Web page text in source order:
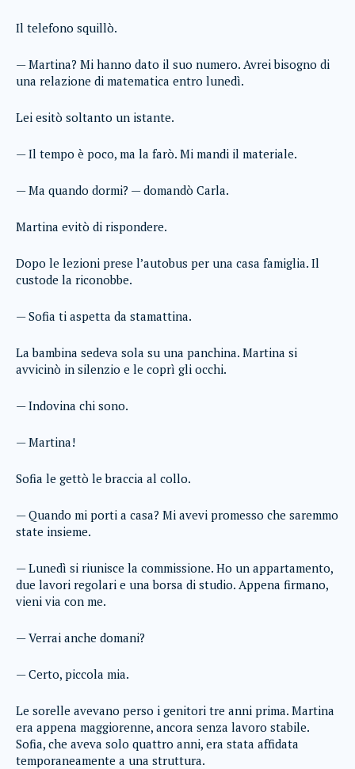
Il telefono squillò.
— Martina? Mi hanno dato il suo numero. Avrei bisogno di
una relazione di matematica entro lunedì.
Lei esitò soltanto un istante.
— Il tempo è poco, ma la farò. Mi mandi il materiale.
— Ma quando dormi? — domandò Carla.
Martina evitò di rispondere.
Dopo le lezioni prese l’autobus per una casa famiglia. Il
custode la riconobbe.
— Sofia ti aspetta da stamattina.
La bambina sedeva sola su una panchina. Martina si
avvicinò in silenzio e le coprì gli occhi.
— Indovina chi sono.
— Martina!
Sofia le gettò le braccia al collo.
— Quando mi porti a casa? Mi avevi promesso che saremmo
state insieme.
— Lunedì si riunisce la commissione. Ho un appartamento,
due lavori regolari e una borsa di studio. Appena firmano,
vieni via con me.
— Verrai anche domani?
— Certo, piccola mia.
Le sorelle avevano perso i genitori tre anni prima. Martina
era appena maggiorenne, ancora senza lavoro stabile.
Sofia, che aveva solo quattro anni, era stata affidata
temporaneamente a una struttura.